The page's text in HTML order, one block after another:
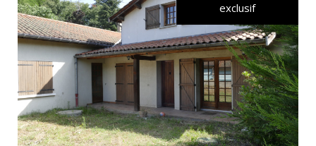
exclusif
VOIR LE BIEN